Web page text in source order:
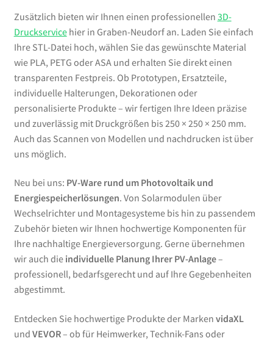
Zusätzlich bieten wir Ihnen einen professionellen 3D-
Druckservicehier in Graben-Neudorf an. Laden Sie einfach
Ihre STL-Datei hoch, wählen Sie das gewünschte Material
wie PLA, PETG oder ASA und erhalten Sie direkt einen
transparenten Festpreis. Ob Prototypen, Ersatzteile,
individuelle Halterungen, Dekorationen oder
personalisierte Produkte – wir fertigen Ihre Ideen präzise
und zuverlässig mit Druckgrößen bis 250 × 250 × 250 mm.
Auch das Scannen von Modellen und nachdrucken ist über
uns möglich.
Neu bei uns: PV-Ware rund um Photovoltaik und
Energiespeicherlösungen. Von Solarmodulen über
Wechselrichter und Montagesysteme bis hin zu passendem
Zubehör bieten wir Ihnen hochwertige Komponenten für
Ihre nachhaltige Energieversorgung. Gerne übernehmen
wir auch die individuelle Planung Ihrer PV-Anlage–
professionell, bedarfsgerecht und auf Ihre Gegebenheiten
abgestimmt.
Entdecken Sie hochwertige Produkte der Marken vidaXL
und VEVOR– ob für Heimwerker, Technik-Fans oder